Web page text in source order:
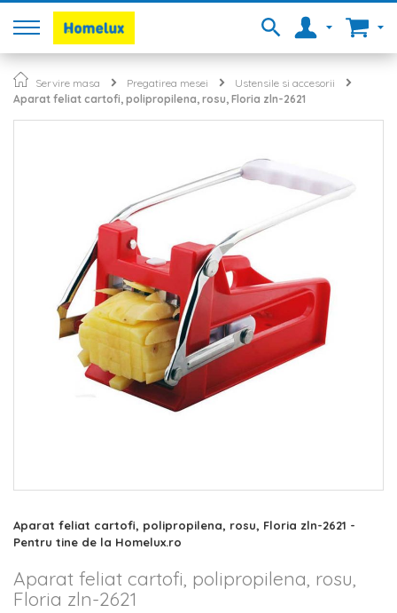
Servire masa Pregatirea mesei
Ustensile si accesorii
Aparat feliat cartofi, polipropilena, rosu, Floria zln-2621
Skip
to
beginning
of
the
Aparat feliat cartofi, polipropilena, rosu, Floria zln-2621 -
Pentru tine de la Homelux.ro
Aparat feliat cartofi, polipropilena, rosu,
Floria zln-2621